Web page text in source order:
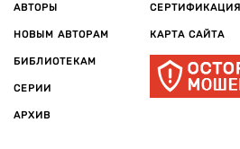
АВТОРЫ
НОВЫМ АВТОРАМ
БИБЛИОТЕКАМ
СЕРИИ
АРХИВ
СЕРТИФИКАЦИЯ
КАРТА САЙТА